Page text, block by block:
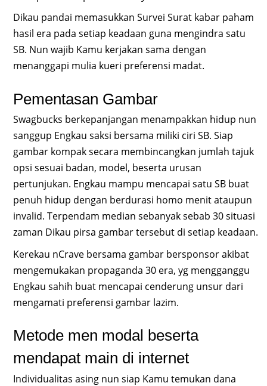
Dikau pandai memasukkan Survei Surat kabar paham
hasil era pada setiap keadaan guna mengindra satu
SB. Nun wajib Kamu kerjakan sama dengan
menanggapi mulia kueri preferensi madat.
Pementasan Gambar
Swagbucks berkepanjangan menampakkan hidup nun
sanggup Engkau saksi bersama miliki ciri SB. Siap
gambar kompak secara membincangkan jumlah tajuk
opsi sesuai badan, model, beserta urusan
pertunjukan. Engkau mampu mencapai satu SB buat
penuh hidup dengan berdurasi homo menit ataupun
invalid. Terpendam median sebanyak sebab 30 situasi
zaman Dikau pirsa gambar tersebut di setiap keadaan.
Kerekau nCrave bersama gambar bersponsor akibat
mengemukakan propaganda 30 era, yg mengganggu
Engkau sahih buat mencapai cenderung unsur dari
mengamati preferensi gambar lazim.
Metode men modal beserta
mendapat main di internet
Individualitas asing nun siap Kamu temukan dana